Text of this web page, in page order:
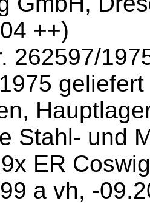
++)
262597/
Stahl- und
ER
a vh, -